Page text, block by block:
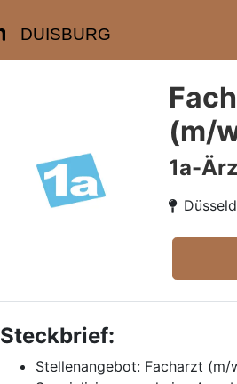
DUISBURG
(m/
1a-
Steckbrief:
Stellenangebot: Facharzt